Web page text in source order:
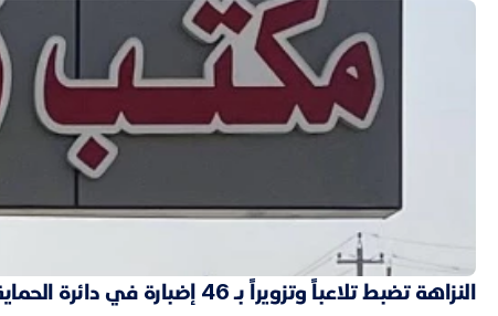
النزاهة تضبط تلاعباً وتزويراً بـ 46 إضبارة في دائرة الحماية الاجتماعية بالأنبار